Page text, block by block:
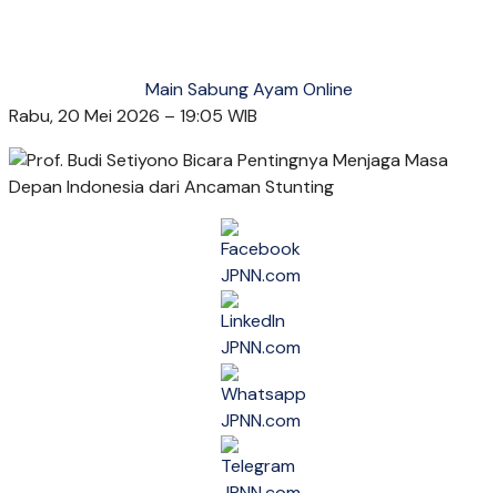
Main Sabung Ayam Online
Rabu, 20 Mei 2026 – 19:05 WIB